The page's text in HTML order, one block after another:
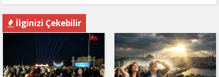
İlginizi Çekebilir